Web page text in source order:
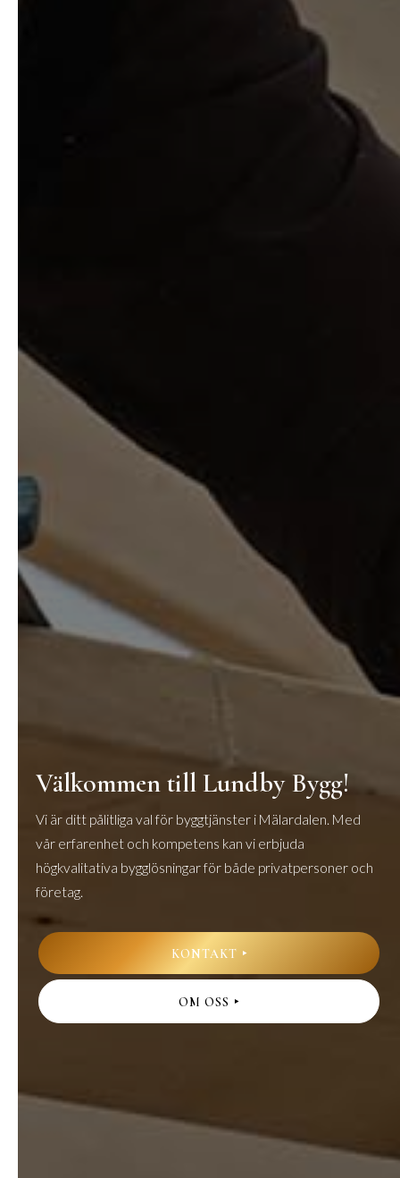
Välkommen till Lundby Bygg!
Vi är ditt pålitliga val för byggtjänster i Mälardalen. Med
vår erfarenhet och kompetens kan vi erbjuda
högkvalitativa bygglösningar för både privatpersoner och
företag.
KONTAKT
OM OSS